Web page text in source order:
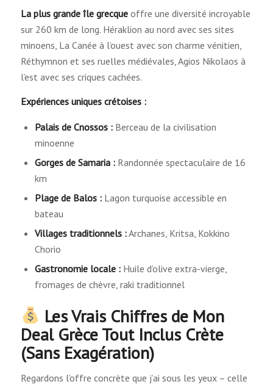
La plus grande île grecqueoffre une diversité incroyable
sur 260 km de long. Héraklion au nord avec ses sites
minoens, La Canée à l’ouest avec son charme vénitien,
Réthymnon et ses ruelles médiévales, Agios Nikolaos à
l’est avec ses criques cachées.
Expériences uniques crétoises :
Palais de Cnossos :Berceau de la civilisation
minoenne
Gorges de Samaria :Randonnée spectaculaire de 16
km
Plage de Balos :Lagon turquoise accessible en
bateau
Villages traditionnels :Archanes, Kritsa, Kokkino
Chorio
Gastronomie locale :Huile d’olive extra-vierge,
fromages de chèvre, raki traditionnel
Les Vrais Chiffres de Mon
Deal Grèce Tout Inclus Crète
(Sans Exagération)
Regardons l’offre concrète que j’ai sous les yeux – celle